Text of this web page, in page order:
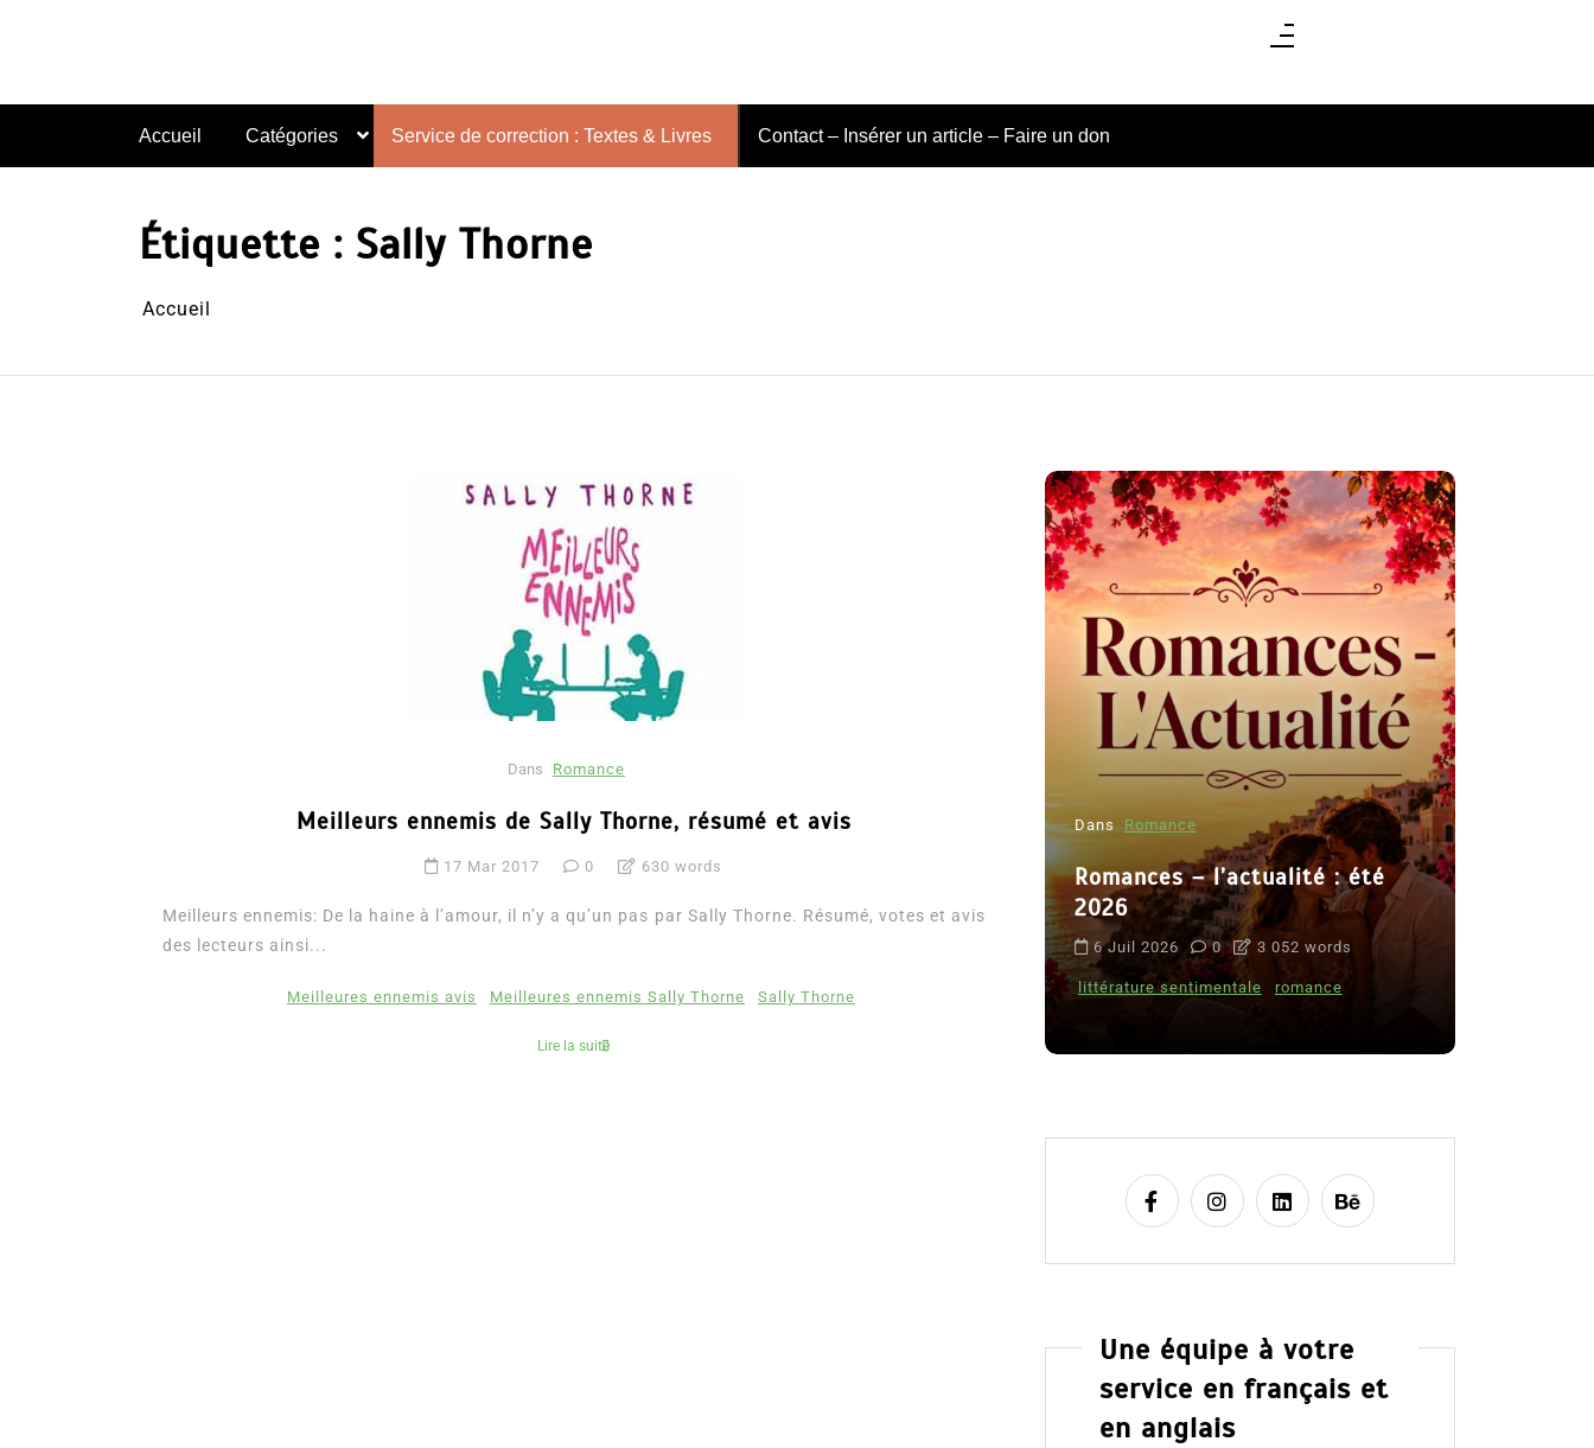
Accueil Catégories Service de correction : Textes & Livres Contact – Insérer un article – Faire un don
Étiquette : Sally Thorne
Accueil
Dans Romance
Meilleurs ennemis de Sally Thorne, résumé et avis
17 Mar 2017 0 630 words
Meilleurs ennemis: De la haine à l’amour, il n’y a qu’un pas par Sally Thorne. Résumé, votes et avis
des lecteurs ainsi...
Meilleures ennemis avis Meilleures ennemis Sally Thorne Sally Thorne
Lire la suite
Romance
Romances – l’actualité : été
2026
6 Juil 2026
littérature sentimentale romance
8 Juil 2026 0 4 779 words
Dans Romance
Romances – l’actualité : été
2026
6 Juil 2026 0 3 052 words
littérature sentimentale romance
Une équipe à votre
service en français et
en anglais